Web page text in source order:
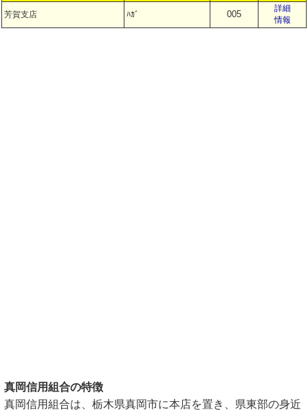
芳賀支店 ﾊｶﾞ 005
詳細
情報
真岡信用組合の特徴
真岡信用組合は、栃木県真岡市に本店を置き、県東部の身近